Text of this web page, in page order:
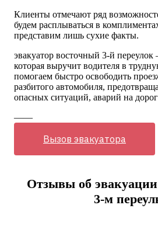
Клиенты отмечают ряд
будем расплываться в
представим лишь сухие факты.
эвакуатор восточный 3-й переулок
которая выручит водителя в
помогаем быстро освободить
разбитого автомобиля,
опасных ситуаций, аварий на
——
Вызов эвакуатора
Отзывы об
3-м